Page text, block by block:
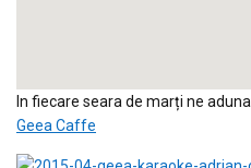
In fiecare seara de marți ne
Geea Caffe